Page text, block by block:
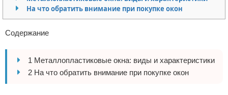
Разное
Право
Отказ от ответственности
На что обратить внимание при покупке окон
Содержание
1 Металлопластиковые окна: виды и характеристики
2 На что обратить внимание при покупке окон